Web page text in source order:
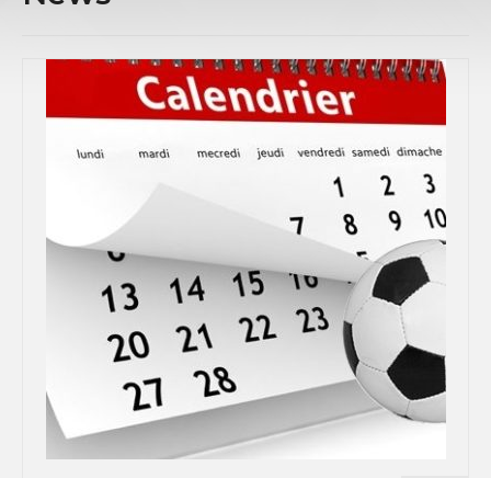
PRÉSENTATION
PEPS DIJON
ADMINISTRATIF
BESANÇON
SPORTS CO
BESANÇON
DIJON
BESANÇON
DIJON